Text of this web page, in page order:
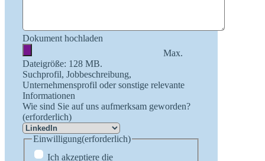
Dokument hochladen
Max.
Dateigröße: 128 MB.
Suchprofil, Jobbeschreibung,
Unternehmensprofil oder sonstige relevante
Informationen
Wie sind Sie auf uns aufmerksam geworden?
(erforderlich)
Einwilligung(erforderlich)
Ich akzeptiere die